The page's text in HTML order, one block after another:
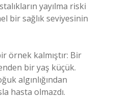
yayılma riski
bir sağlık seviyesinin
örnek kalmıştır: Bir
bir yaş küçük.
algınlığından
hasta olmazdı.